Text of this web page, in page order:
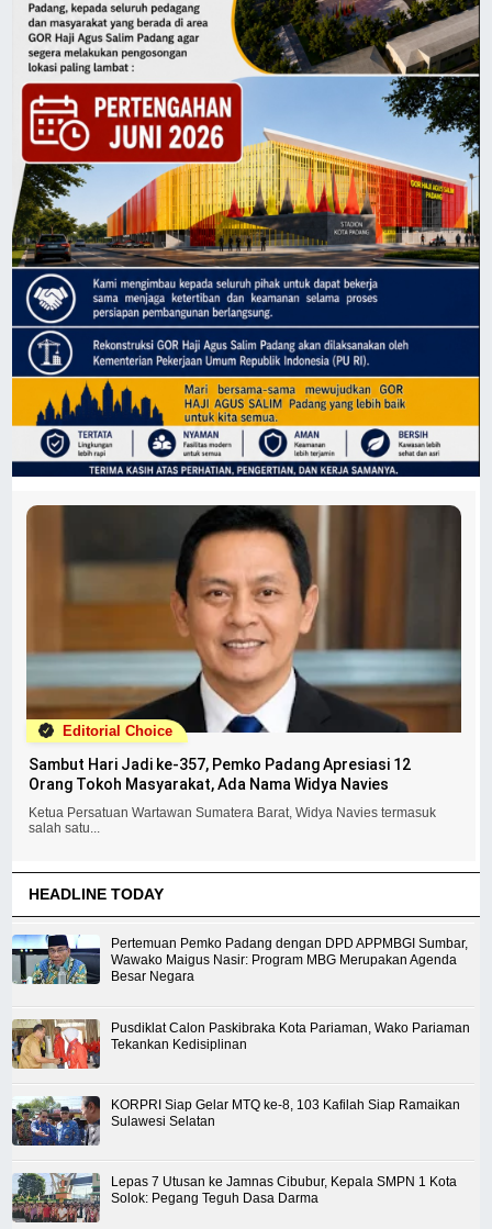
Editorial Choice
Sambut Hari Jadi ke-357, Pemko Padang Apresiasi 12
Orang Tokoh Masyarakat, Ada Nama Widya Navies
Ketua Persatuan Wartawan Sumatera Barat, Widya Navies termasuk
salah satu...
HEADLINE TODAY
Pertemuan Pemko Padang dengan DPD APPMBGI Sumbar,
Wawako Maigus Nasir: Program MBG Merupakan Agenda
Besar Negara
Pusdiklat Calon Paskibraka Kota Pariaman, Wako Pariaman
Tekankan Kedisiplinan
KORPRI Siap Gelar MTQ ke-8, 103 Kafilah Siap Ramaikan
Sulawesi Selatan
Lepas 7 Utusan ke Jamnas Cibubur, Kepala SMPN 1 Kota
Solok: Pegang Teguh Dasa Darma